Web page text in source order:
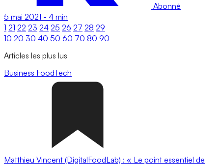
Abonné
5 mai 2021 - 4 min
1 21 22 23 24 25 26 27 28 29
10 20 30 40 50 60 70 80 90
Articles les plus lus
Business FoodTech
Matthieu Vincent (DigitalFoodLab) : « Le point essentiel de